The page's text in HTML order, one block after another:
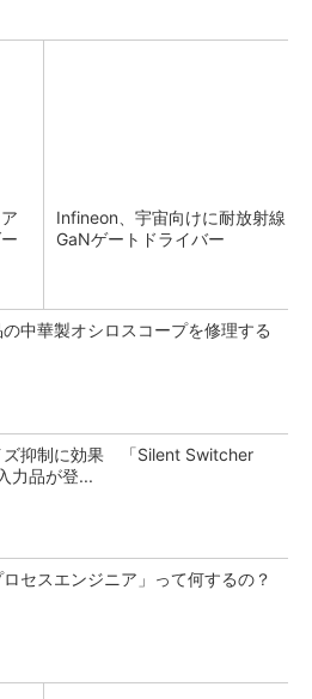
Infineon、宇宙向けに耐放射線
GaNゲートドライバー
中華製オシロスコープを修理する
ズ抑制に効果 「Silent Switcher
力品が登...
ロセスエンジニア」って何するの？